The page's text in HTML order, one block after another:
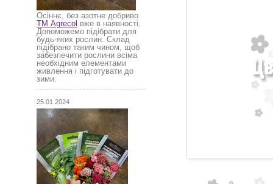
Осіннє, без азотне добриво
ТМ Agrecol вже в наявності.
Допоможемо підібрати для
будь-яких рослин. Склад
підібрано таким чином, щоб
забезпечити рослини всіма
необхідним елементами
живлення і підготувати до
зими.
25.01.2024